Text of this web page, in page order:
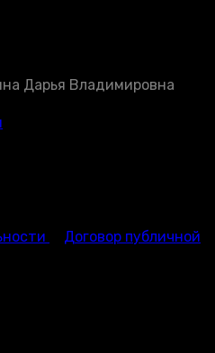
Дарья Владимировна
Договор публичной